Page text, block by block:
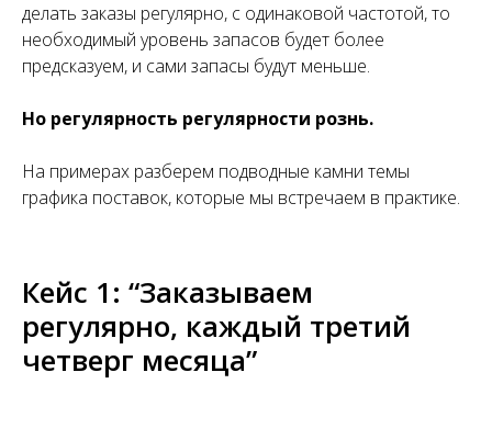
делать заказы регулярно, с одинаковой частотой, то
необходимый уровень запасов будет более
предсказуем, и сами запасы будут меньше.
Но регулярность регулярности рознь.
На примерах разберем подводные камни темы
графика поставок, которые мы встречаем в практике.
Кейс 1: “Заказываем
регулярно, каждый третий
четверг месяца”